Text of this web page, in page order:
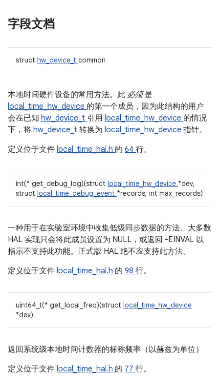
字段文档
struct hw_device_t common
本地时间硬件设备的常用方法。此 必须是
local_time_hw_device 的第一个成员，因为此结构的用户
会在已知 hw_device_t 引用 local_time_hw_device 的情况
下，将 hw_device_t 转换为 local_time_hw_device 指针。
定义位于文件 local_time_hal.h 的 64 行。
int(* get_debug_log)(struct local_time_hw_device *dev,
struct local_time_debug_event *records, int max_records)
一种用于在实验室环境中收集低级同步数据的方法。大多数
HAL 实现只会将此成员设置为 NULL，或返回 -EINVAL 以
指示不支持此功能。正式版 HAL 绝不应支持此方法。
定义位于文件 local_time_hal.h 的 98 行。
uint64_t(* get_local_freq)(struct local_time_hw_device
*dev)
返回系统级本地时间计数器的标称频率（以赫兹为单位）
定义位于文件 local_time_hal.h 的 77 行。